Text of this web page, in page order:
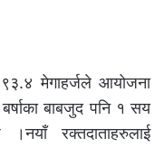
मेगाहर्जले आयोजना
बाबजुद पनि १ सय
रक्तदाताहरुलाई